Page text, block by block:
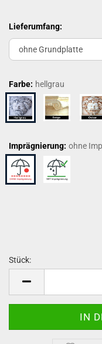
Lieferumfang:
Farbe: hellgrau
Imprägnierung: ohne
Stück: